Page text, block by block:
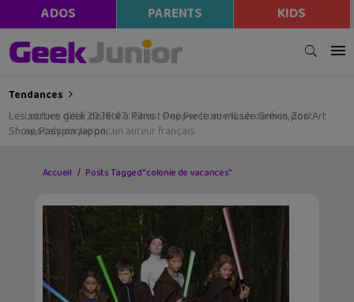
ADOS PARENTS KIDS
Tendances
Les sorties geek de l’été à Paris : One Piece au musée Grévin, Zoo Art
Show, Passion Japon…
Accueil Posts Tagged "colonie de vacances"